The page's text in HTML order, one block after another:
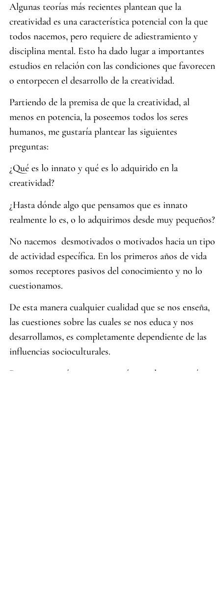
Algunas teorías más recientes plantean que la
creatividad es una característica potencial con la que
todos nacemos, pero requiere de adiestramiento y
disciplina mental. Esto ha dado lugar a importantes
estudios en relación con las condiciones que favorecen
o entorpecen el desarrollo de la creatividad.
Partiendo de la premisa de que la creatividad, al
menos en potencia, la poseemos todos los seres
humanos, me gustaría plantear las siguientes
preguntas:
¿Qué es lo innato y qué es lo adquirido en la
creatividad?
¿Hasta dónde algo que pensamos que es innato
realmente lo es, o lo adquirimos desde muy pequeños?
No nacemos desmotivados o motivados hacia un tipo
de actividad específica. En los primeros años de vida
somos receptores pasivos del conocimiento y no lo
cuestionamos.
De esta manera cualquier cualidad que se nos enseña,
las cuestiones sobre las cuales se nos educa y nos
desarrollamos, es completamente dependiente de las
influencias socioculturales.
Determinar qué es innato y qué no cada vez es más